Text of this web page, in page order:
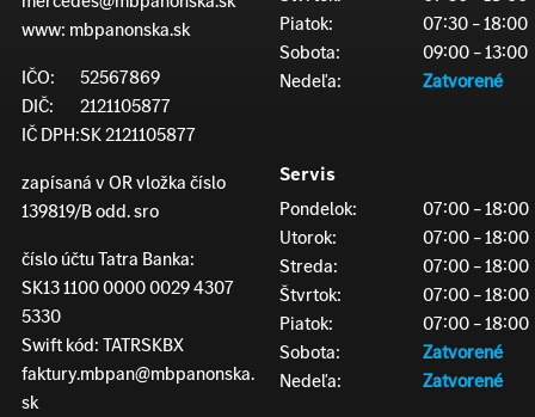
www: mbpanonska.sk
IČO:
52567869
DIČ:
2121105877
IČ DPH:SK 2121105877
zapísaná v OR vložka číslo
139819/B odd. sro
číslo účtu Tatra Banka:
SK13 1100 0000 0029 4307
5330
Swift kód: TATRSKBX
faktury.mbpan@mbpanonska.
sk
Piatok:
07:30 – 18:00
Sobota:
09:00 – 13:00
Nedeľa:
Zatvorené
Servis
Pondelok:
07:00 – 18:00
Utorok:
07:00 – 18:00
Streda:
07:00 – 18:00
Štvrtok:
07:00 – 18:00
Piatok:
07:00 – 18:00
Sobota:
Zatvorené
Nedeľa:
Zatvorené